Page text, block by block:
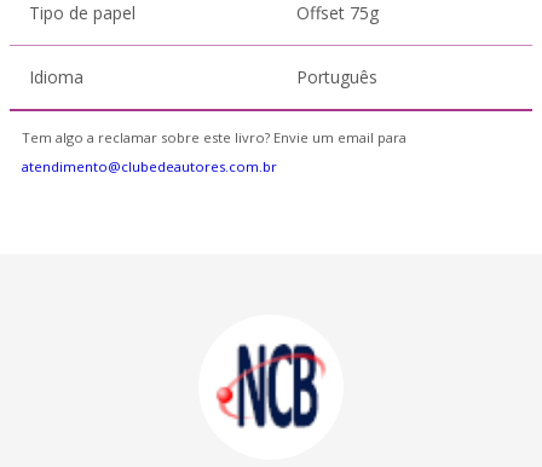
Tipo de papel Offset 75g
Idioma Português
Tem algo a reclamar sobre este livro? Envie um email para
atendimento@clubedeautores.com.br